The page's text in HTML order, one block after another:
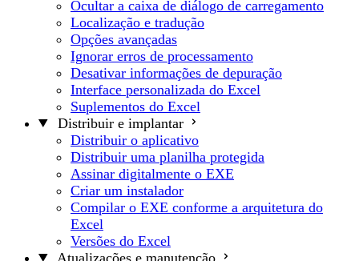
Ocultar a caixa de diálogo de carregamento
Localização e tradução
Opções avançadas
Ignorar erros de processamento
Desativar informações de depuração
Interface personalizada do Excel
Suplementos do Excel
Distribuir e implantar
Distribuir o aplicativo
Distribuir uma planilha protegida
Assinar digitalmente o EXE
Criar um instalador
Compilar o EXE conforme a arquitetura do
Excel
Versões do Excel
Atualizações e manutenção